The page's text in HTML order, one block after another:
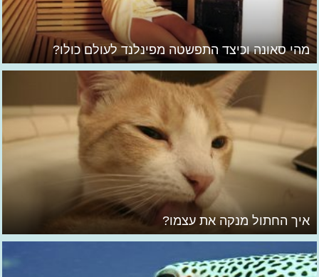
מהי סאונה וכיצד התפשטה מפינלנד לעולם כולו?
איך החתול מנקה את עצמו?